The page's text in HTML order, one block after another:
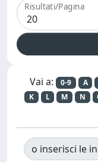
Risultati/Pagina
Vai a: 0-9 A
K
L M N
o inserisci le